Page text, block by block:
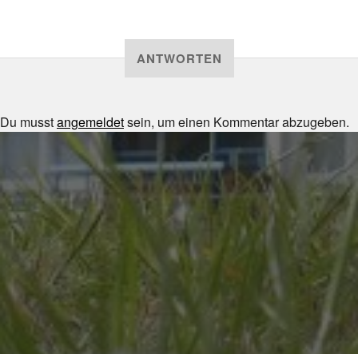
ANTWORTEN
Du musstangemeldetsein, um einen Kommentar abzugeben.